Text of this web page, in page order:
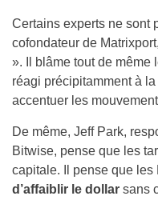
Certains experts ne sont
cofondateur de
». Il blâme tout de même
réagi précipitamment à
accentuer les
De même, Jeff Park,
Bitwise, pense que les
capitale. Il pense que les
d’affaiblir le dollar sans